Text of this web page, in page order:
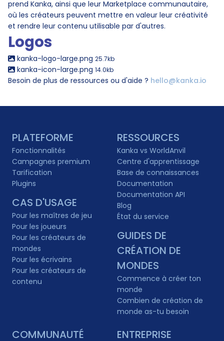
prend Kanka, ainsi que leur Marketplace communautaire,
où les créateurs peuvent mettre en valeur leur créativité
et rendre leur contenu utilisable par d'autres.
Logos
kanka-logo-large.png 25.7kb
kanka-icon-large.png 14.0kb
Besoin de plus de ressources ou d'aide ? hello@kanka.io
PLATEFORME
Fonctionnalités
Campagnes premium
Tarification
Plugins
CAS D'USAGE
Pour les maîtres de jeu
Pour les joueurs
Pour les créateurs de
mondes
Pour les écrivains
Pour les créateurs de
contenu
RESSOURCES
Kanka vs WorldAnvil
Centre d'apprentissage
Base de connaissances
Documentation
Documentation API
Blog
État du service
GUIDES DE
CRÉATION DE
MONDES
Commence à créer ton
monde
Combien de création de
monde as-tu besoin
COMMUNAUTÉ ENTREPRISE